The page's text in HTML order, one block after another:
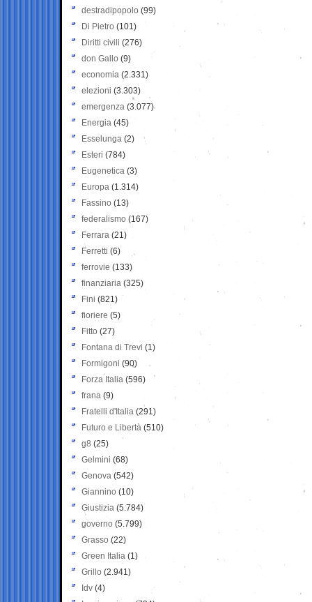
destradipopolo (99)
Di Pietro (101)
Diritti civili (276)
don Gallo (9)
economia (2.331)
elezioni (3.303)
emergenza (3.077)
Energia (45)
Esselunga (2)
Esteri (784)
Eugenetica (3)
Europa (1.314)
Fassino (13)
federalismo (167)
Ferrara (21)
Ferretti (6)
ferrovie (133)
finanziaria (325)
Fini (821)
fioriere (5)
Fitto (27)
Fontana di Trevi (1)
Formigoni (90)
Forza Italia (596)
frana (9)
Fratelli d'Italia (291)
Futuro e Libertà (510)
g8 (25)
Gelmini (68)
Genova (542)
Giannino (10)
Giustizia (5.784)
governo (5.799)
Grasso (22)
Green Italia (1)
Grillo (2.941)
Idv (4)